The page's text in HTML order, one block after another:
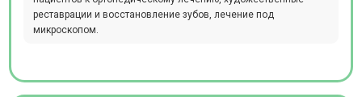
реставрации и восстановление зубов, лечение под
микроскопом.